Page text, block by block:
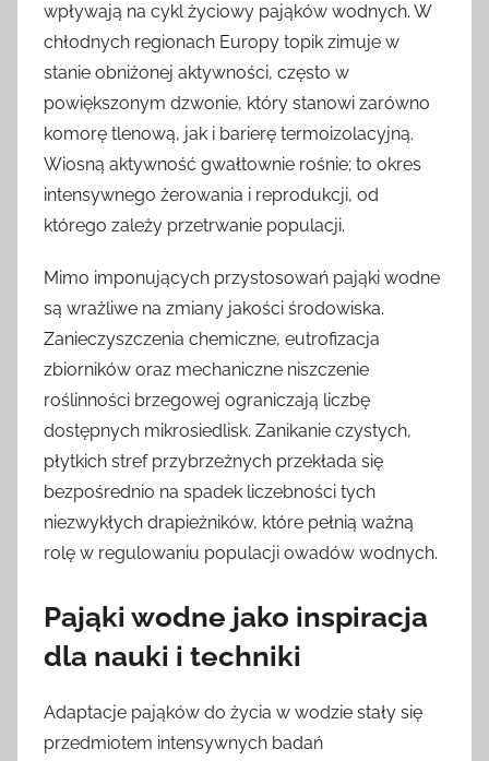
wpływają na cykl życiowy pająków wodnych. W
chłodnych regionach Europy topik zimuje w
stanie obniżonej aktywności, często w
powiększonym dzwonie, który stanowi zarówno
komorę tlenową, jak i barierę termoizolacyjną.
Wiosną aktywność gwałtownie rośnie; to okres
intensywnego żerowania i reprodukcji, od
którego zależy przetrwanie populacji.
Mimo imponujących przystosowań pająki wodne
są wrażliwe na zmiany jakości środowiska.
Zanieczyszczenia chemiczne, eutrofizacja
zbiorników oraz mechaniczne niszczenie
roślinności brzegowej ograniczają liczbę
dostępnych mikrosiedlisk. Zanikanie czystych,
płytkich stref przybrzeżnych przekłada się
bezpośrednio na spadek liczebności tych
niezwykłych drapieżników, które pełnią ważną
rolę w regulowaniu populacji owadów wodnych.
Pająki wodne jako inspiracja
dla nauki i techniki
Adaptacje pająków do życia w wodzie stały się
przedmiotem intensywnych badań